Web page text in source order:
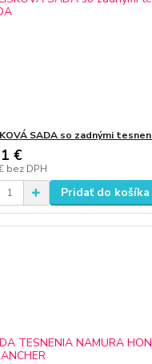
SADA so zadnými
€
bez DPH
Pridať do košíka